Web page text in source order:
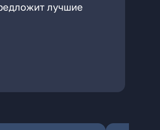
лучшие